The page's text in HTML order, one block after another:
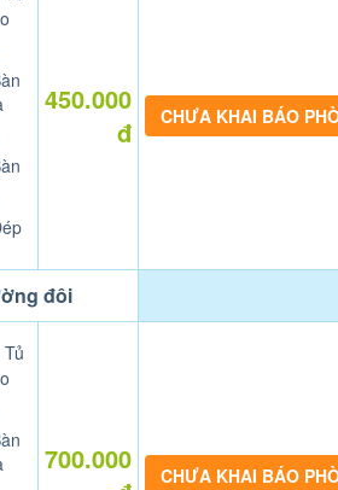
450.000
đ
CHƯA KHAI BÁO
đôi
Tủ
700.000
CHƯA KHAI BÁO